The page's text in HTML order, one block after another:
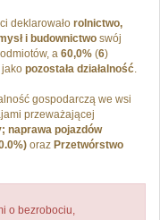
deklarowało rolnictwo,
i budownictwo swój
a 60,0% (6)
jako pozostała działalność.
gospodarczą we wsi
przeważającej
naprawa pojazdów
oraz Przetwórstwo
o bezrobociu,